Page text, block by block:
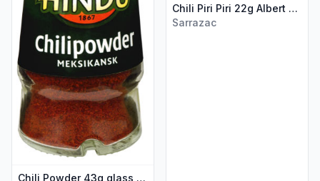
Chili Powder 43g glass Hindu
Chili Piri Piri 22g Albert Ménès
Sarrazac